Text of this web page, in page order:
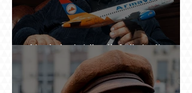
Ինչպես կործանվեց «Արմավիան». Yerevan
Online Mag.-ի մեծ ռեպորտաժը